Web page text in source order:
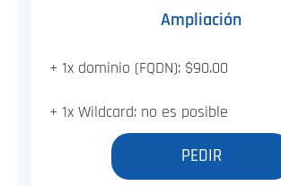
Ampliación
+ 1x dominio (FQDN): $90.00
+ 1x Wildcard: no es posible
PEDIR